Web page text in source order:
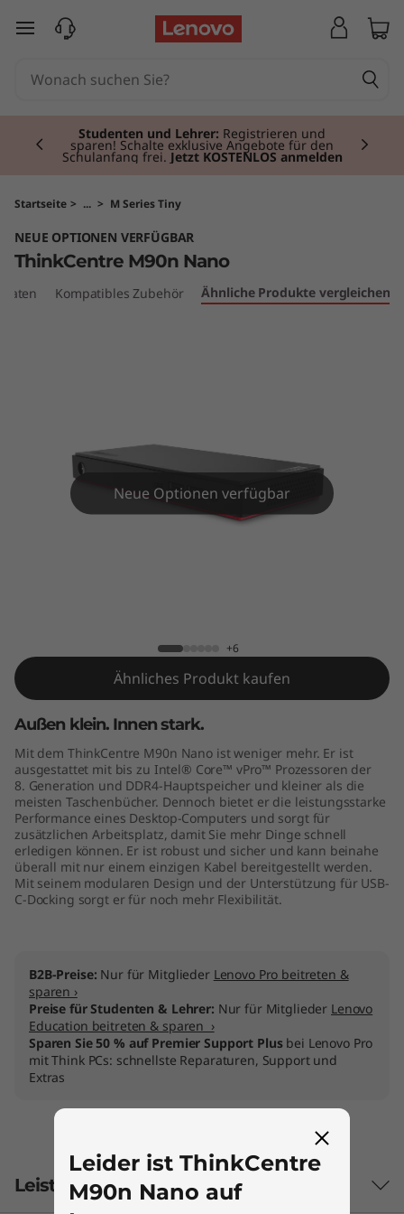
T
C
e
n
n
o
zum Hauptinhalt springen
Studenten und Lehrer: Registrieren und
sparen! Schalte exklusive Angebote für den
Schulanfang frei. Jetzt KOSTENLOS anmelden
Currently displaying item 2 of 3
Startseite > ... > M Series Tiny
NEUE OPTIONEN VERFÜGBAR
ThinkCentre M90n Nano
Kompatibles Zubehör Ähnliche Produkte vergleichen
Neue Optionen verfügbar
+6
Ähnliches Produkt kaufen
Außen klein. Innen stark.
Mit dem ThinkCentre M90n Nano ist weniger mehr. Er ist
ausgestattet mit bis zu Intel® Core™ vPro™ Prozessoren der
8. Generation und DDR4-Hauptspeicher und kleiner als die
meisten Taschenbücher. Dennoch bietet er die leistungsstarke
Performance eines Desktop-Computers und sorgt für
zusätzlichen Arbeitsplatz, damit Sie mehr Dinge schnell
erledigen können. Er ist robust und sicher und kann beinahe
überall mit nur einem einzigen Kabel bereitgestellt werden.
Mit seinem modularen Design und der Unterstützung für USB-
C-Docking sorgt er für noch mehr Flexibilität.
B2B-Preise: Nur für Mitglieder Lenovo Pro beitreten &
sparen ›
Preise für Studenten & Lehrer: Nur für Mitglieder Lenovo
Education beitreten & sparen ›
Sparen Sie 50 % auf Premier Support Plusbei Lenovo Pro
mit Think PCs: schnellste Reparaturen, Support und
Extras
Leistungsmerkmale
Leider ist ThinkCentre
M90n Nano auf